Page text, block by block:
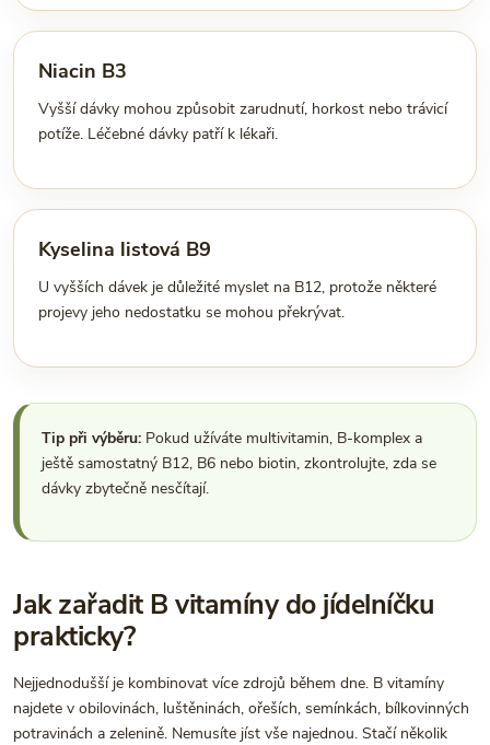
Niacin B3
Vyšší dávky mohou způsobit zarudnutí, horkost nebo trávicí
potíže. Léčebné dávky patří k lékaři.
Kyselina listová B9
U vyšších dávek je důležité myslet na B12, protože některé
projevy jeho nedostatku se mohou překrývat.
Tip při výběru: Pokud užíváte multivitamin, B-komplex a
ještě samostatný B12, B6 nebo biotin, zkontrolujte, zda se
dávky zbytečně nesčítají.
Jak zařadit B vitamíny do jídelníčku
prakticky?
Nejjednodušší je kombinovat více zdrojů během dne. B vitamíny
najdete v obilovinách, luštěninách, ořeších, semínkách, bílkovinných
potravinách a zelenině. Nemusíte jíst vše najednou. Stačí několik